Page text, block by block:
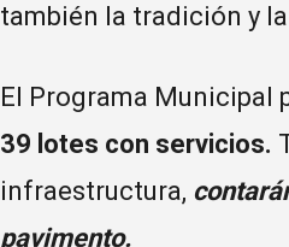
también la tradición y
El Programa Municipal
39 lotes con servicios.
infraestructura,
pavimento.